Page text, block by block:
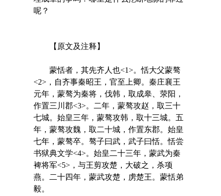
呢？
【原文及注释】
蒙恬者，其先齐人也<1>。恬大父蒙骜
<2>，自齐事秦昭王，官至上卿。秦庄襄王
元年，蒙骜为秦将，伐韩，取成皋、荥阳，
作置三川郡<3>。二年，蒙骜攻赵，取三十
七城。始皇三年，蒙骜攻韩，取十三城。五
年，蒙骜攻魏，取二十城，作置东郡。始皇
七年，蒙骜卒。骜子曰武，武子曰恬。恬尝
书狱典文学<4>。始皇二十三年，蒙武为秦
裨将军<5>，与王剪攻楚，大破之，杀项
燕。二十四年，蒙武攻楚，虏楚王。蒙恬弟
毅。